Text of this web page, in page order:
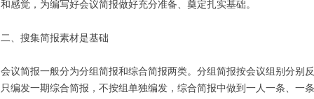
和感觉，为编写好会议简报做好充分准备、奠定扎实基础。
二、搜集简报素材是基础
会议简报一般分为分组简报和综合简报两类。分组简报按会议组别分别
只编发一期综合简报，不按组单独编发，综合简报中做到一人一条、